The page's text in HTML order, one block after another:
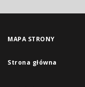
MAPA STRONY
Strona główna